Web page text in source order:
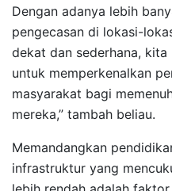
Dengan adanya lebih
pengecasan di lokasi-
dekat dan sederhana,
untuk memperkenalkan
masyarakat bagi
mereka,” tambah beliau.
Memandangkan
infrastruktur yang